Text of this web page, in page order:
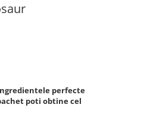
perfecte
poti obtine cel